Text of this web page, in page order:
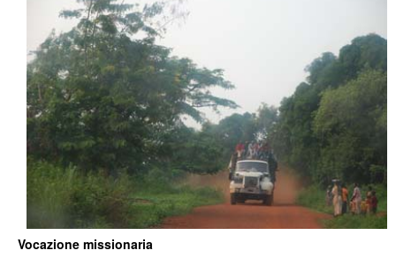
Vocazione missionaria